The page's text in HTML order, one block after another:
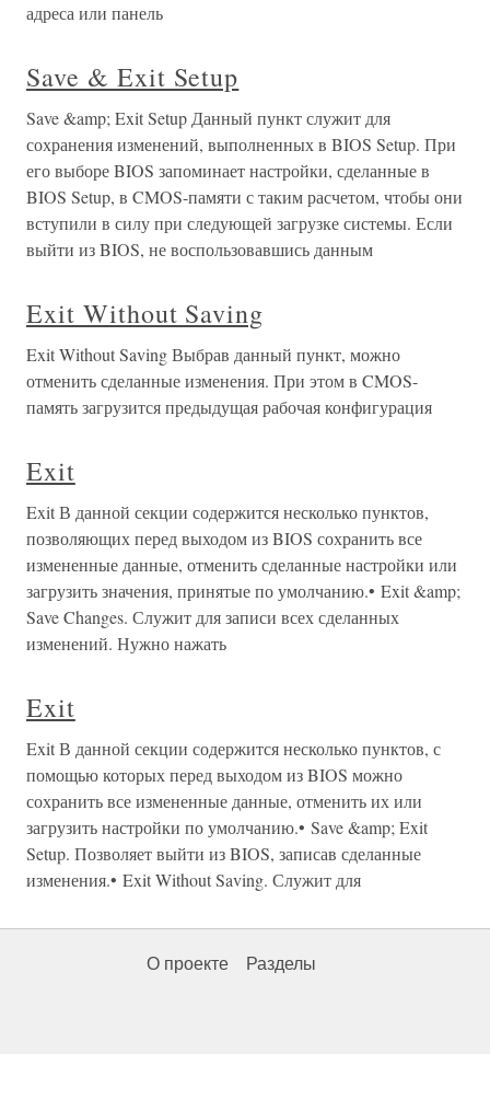
адреса или панель
Save & Exit Setup
Save &amp; Exit Setup Данный пункт служит для
сохранения изменений, выполненных в BIOS Setup. При
его выборе BIOS запоминает настройки, сделанные в
BIOS Setup, в CMOS-памяти с таким расчетом, чтобы они
вступили в силу при следующей загрузке системы. Если
выйти из BIOS, не воспользовавшись данным
Exit Without Saving
Exit Without Saving Выбрав данный пункт, можно
отменить сделанные изменения. При этом в CMOS-
память загрузится предыдущая рабочая конфигурация
Exit
Exit В данной секции содержится несколько пунктов,
позволяющих перед выходом из BIOS сохранить все
измененные данные, отменить сделанные настройки или
загрузить значения, принятые по умолчанию.• Exit &amp;
Save Changes. Служит для записи всех сделанных
изменений. Нужно нажать
Exit
Exit В данной секции содержится несколько пунктов, с
помощью которых перед выходом из BIOS можно
сохранить все измененные данные, отменить их или
загрузить настройки по умолчанию.• Save &amp; Exit
Setup. Позволяет выйти из BIOS, записав сделанные
изменения.• Exit Without Saving. Служит для
О проекте Разделы